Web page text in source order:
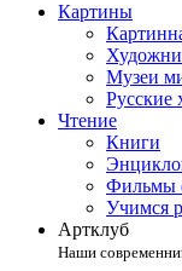
Картины
Музеи
Русские
Чтение
Книги
Фильмы
Учимся
Артклуб
Наши